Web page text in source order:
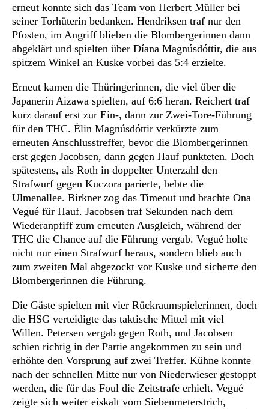
erneut konnte sich das Team von Herbert Müller bei
seiner Torhüterin bedanken. Hendriksen traf nur den
Pfosten, im Angriff blieben die Blombergerinnen dann
abgeklärt und spielten über Díana Magnúsdóttir, die aus
spitzem Winkel an Kuske vorbei das 5:4 erzielte.
Erneut kamen die Thüringerinnen, die viel über die
Japanerin Aizawa spielten, auf 6:6 heran. Reichert traf
kurz darauf erst zur Ein-, dann zur Zwei-Tore-Führung
für den THC. Élin Magnúsdóttir verkürzte zum
erneuten Anschlusstreffer, bevor die Blombergerinnen
erst gegen Jacobsen, dann gegen Hauf punkteten. Doch
spätestens, als Roth in doppelter Unterzahl den
Strafwurf gegen Kuczora parierte, bebte die
Ulmenallee. Birkner zog das Timeout und brachte Ona
Vegué für Hauf. Jacobsen traf Sekunden nach dem
Wiederanpfiff zum erneuten Ausgleich, während der
THC die Chance auf die Führung vergab. Vegué holte
nicht nur einen Strafwurf heraus, sondern blieb auch
zum zweiten Mal abgezockt vor Kuske und sicherte den
Blombergerinnen die Führung.
Die Gäste spielten mit vier Rückraumspielerinnen, doch
die HSG verteidigte das taktische Mittel mit viel
Willen. Petersen vergab gegen Roth, und Jacobsen
schien richtig in der Partie angekommen zu sein und
erhöhte den Vorsprung auf zwei Treffer. Kühne konnte
nach der schnellen Mitte nur von Niederwieser gestoppt
werden, die für das Foul die Zeitstrafe erhielt. Vegué
zeigte sich weiter eiskalt vom Siebenmeterstrich,